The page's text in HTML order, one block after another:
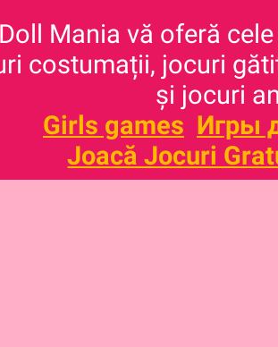
Mania vă oferă
costumații, jocuri
și jocuri
Girls games Игры
Joacă Jocuri